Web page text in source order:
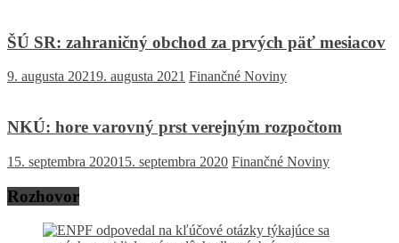
ŠÚ SR: zahraničný obchod za prvých päť mesiacov
9. augusta 20219. augusta 2021 Finančné Noviny
NKÚ: hore varovný prst verejným rozpočtom
15. septembra 202015. septembra 2020 Finančné Noviny
Rozhovor